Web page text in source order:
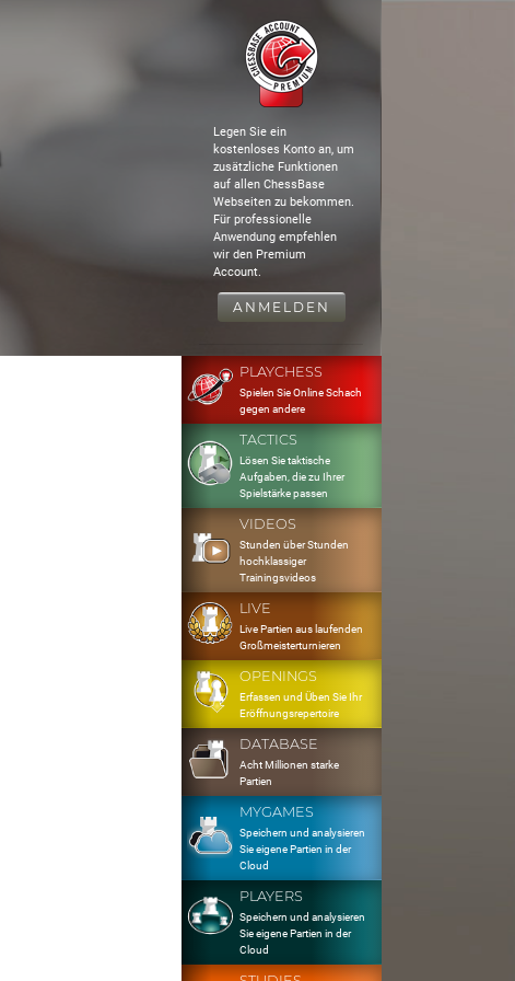
Legen Sie ein
kostenloses Konto an, um
zusätzliche Funktionen
auf allen ChessBase
Webseiten zu bekommen.
Für professionelle
Anwendung empfehlen
wir den Premium
Account.
ANMELDEN
PLAYCHESS
Spielen Sie Online Schach
gegen andere
TACTICS
Lösen Sie taktische
Aufgaben, die zu Ihrer
Spielstärke passen
VIDEOS
Stunden über Stunden
hochklassiger
Trainingsvideos
LIVE
Live Partien aus laufenden
Großmeisterturnieren
OPENINGS
Erfassen und Üben Sie Ihr
Eröffnungsrepertoire
DATABASE
Acht Millionen starke
Partien
MYGAMES
Speichern und analysieren
Sie eigene Partien in der
Cloud
PLAYERS
Speichern und analysieren
Sie eigene Partien in der
Cloud